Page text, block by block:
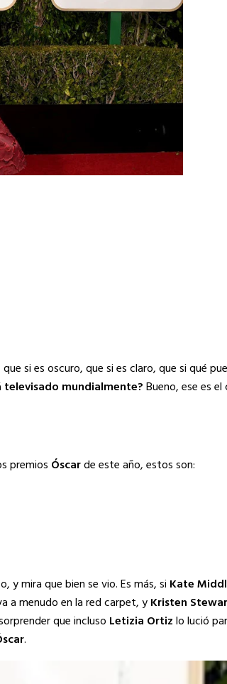
si es oscuro, que si es claro, que si qué
mundialmente?Bueno, ese es
premios Óscarde este año, estos son:
y mira que bien se vio. Es más, si Kate
a menudo en la red carpet, yKristen
que incluso Letizia Ortizlo lució
.